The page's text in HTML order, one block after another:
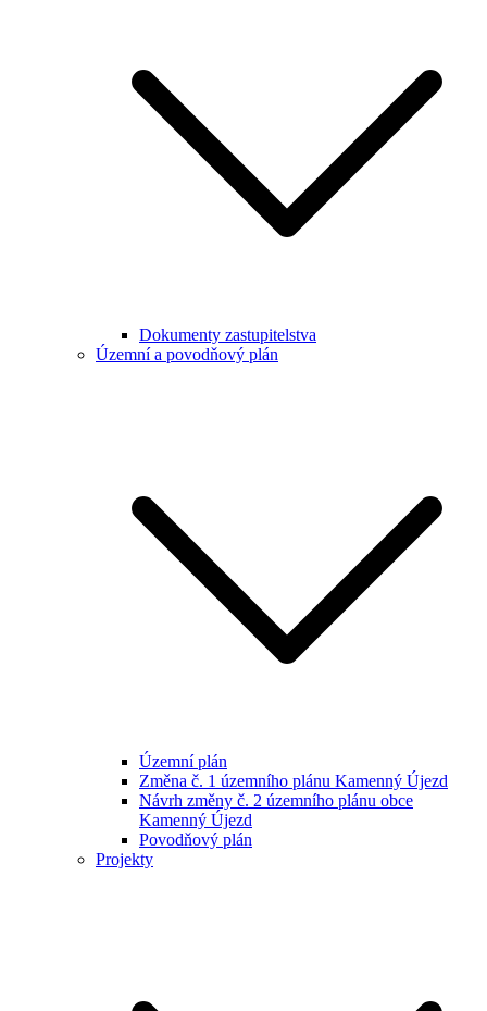
Dokumenty zastupitelstva
Územní a povodňový plán
Územní plán
Změna č. 1 územního plánu Kamenný Újezd
Návrh změny č. 2 územního plánu obce
Kamenný Újezd
Povodňový plán
Projekty